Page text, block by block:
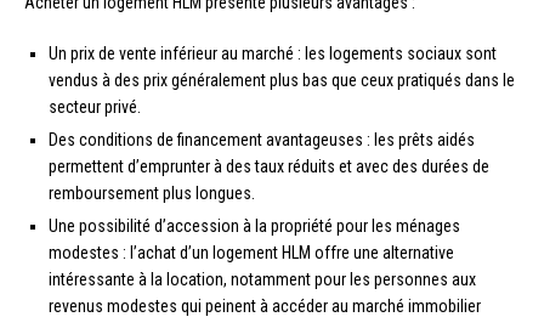
Un prix de vente inférieur au marché : les logements sociaux sont
vendus à des prix généralement plus bas que ceux pratiqués dans le
secteur privé.
Des conditions de financement avantageuses : les prêts aidés
permettent d’emprunter à des taux réduits et avec des durées de
remboursement plus longues.
Une possibilité d’accession à la propriété pour les ménages
modestes : l’achat d’un logement HLM offre une alternative
intéressante à la location, notamment pour les personnes aux
revenus modestes qui peinent à accéder au marché immobilier